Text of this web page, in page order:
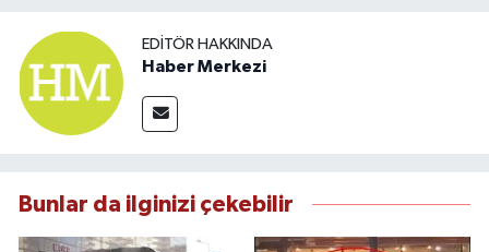
EDITÖR HAKKINDA
Haber Merkezi
Bunlar da ilginizi çekebilir